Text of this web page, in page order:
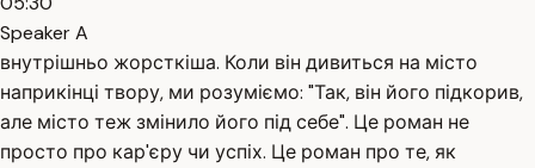
Speaker A
внутрішньо жорсткіша. Коли він дивиться на місто
наприкінці твору, ми розуміємо: "Так, він його підкорив,
але місто теж змінило його під себе". Це роман не
просто про кар'єру чи успіх. Це роман про те, як